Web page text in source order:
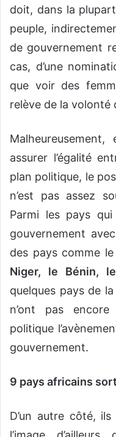
doit, dans la
peuple,
de gouvernement
cas, d’une
que voir des
relève de la volonté
assurer l’égalité
plan politique, le
n’est pas assez
Parmi les pays
gouvernement
des pays comme le
Niger, le Bénin,
quelques pays de
n’ont pas
politique
gouvernement.
9 pays africains
D’un autre côté,